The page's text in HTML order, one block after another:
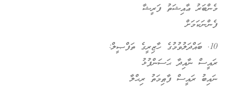
މެންބަރު ޢާއިޝަތު ފަރީޝާ
ފެންނަކަމަށް
10. ބައްދަލުވުމުގެ ހާޒިރީގެ ތަފްޞީލް:
ރައީސް ނާއިދާ ޙަސަންފުޅު
ނައިބު ރައީސް ފާޠިމަތު ރިޙްލާ